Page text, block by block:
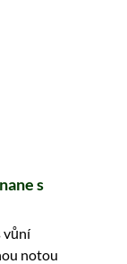
s
vůní
notou